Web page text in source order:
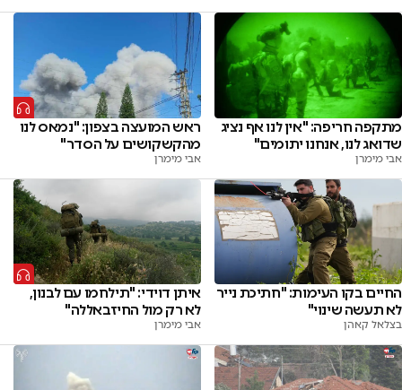
מתקפה חריפה: "אין לנו אף נציג
שדואג לנו, אנחנו יתומים"
אבי מימרן
ראש המועצה בצפון: "נמאס לנו
מהקשקושים על הסדר"
אבי מימרן
החיים בקו העימות: "חתיכת נייר
לא תעשה שינוי"
בצלאל קאהן
איתן דוידי: "תילחמו עם לבנון,
לא רק מול החיזבאללה"
אבי מימרן